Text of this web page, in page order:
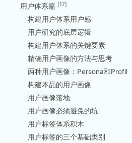
用户体系篇 [17]
构建用户体系用户感
用户研究的底层逻辑
构建用户体系的关键要素
精确用户画像的方法与思考
两种用户画像：Persona和Profil
构建本品的用户画像
用户画像落地
用户画像必须避免的坑
用户标签体系积木
用户标签的三个基础类别